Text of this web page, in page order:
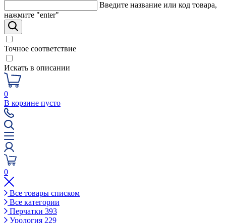
Введите название или код товара,
нажмите "enter"
Точное соответствие
Искать в описании
0
В корзине пусто
0
Все товары списком
Все категории
Перчатки 393
Урология 229